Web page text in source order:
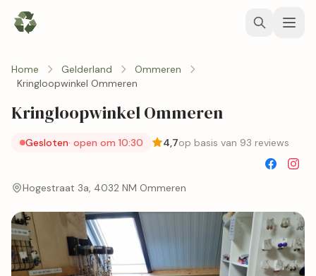
Home Gelderland
Ommeren
Kringloopwinkel Ommeren
Kringloopwinkel Ommeren
Gesloten· open om 10:30 4,7op basis van 93 reviews
Hogestraat 3a, 4032 NM Ommeren